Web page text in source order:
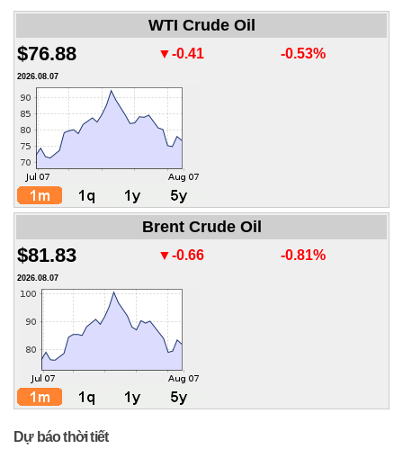
WTI Crude Oil
$76.88 ▼-0.41 -0.53%
2026.08.07
Brent Crude Oil
$81.83 ▼-0.66 -0.81%
2026.08.07
Dự báo thời tiết